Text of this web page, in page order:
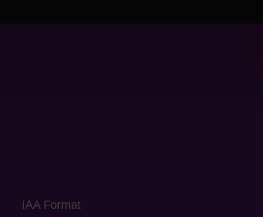
IAA Format